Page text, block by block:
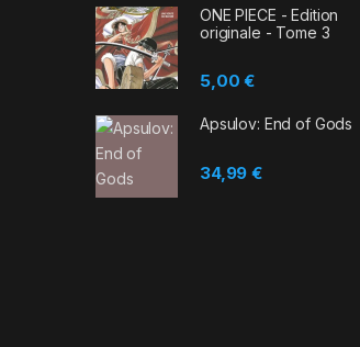
ONE PIECE - Edition
originale - Tome 3
5,00€
Apsulov: End of Gods
34,99€